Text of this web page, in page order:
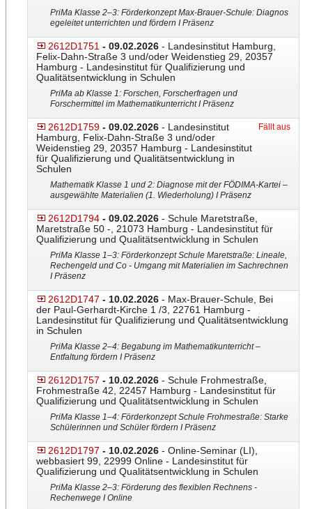
PriMa Klasse 2–3: Förderkonzept Max-Brauer-Schule: Diagnos
egeleitet unterrichten und fördern I Präsenz
2612D1751 - 09.02.2026 - Landesinstitut Hamburg,
Felix-Dahn-Straße 3 und/oder Weidenstieg 29, 20357
Hamburg - Landesinstitut für Qualifizierung und
Qualitätsentwicklung in Schulen
PriMa ab Klasse 1: Forschen, Forscherfragen und
Forschermittel im Mathematikunterricht I Präsenz
2612D1759 - 09.02.2026 - Landesinstitut
Hamburg, Felix-Dahn-Straße 3 und/oder
Weidenstieg 29, 20357 Hamburg - Landesinstitut
für Qualifizierung und Qualitätsentwicklung in
Schulen
Fällt aus
Mathematik Klasse 1 und 2: Diagnose mit der FÖDIMA-Kartei –
ausgewählte Materialien (1. Wiederholung) I Präsenz
2612D1794 - 09.02.2026 - Schule Maretstraße,
Maretstraße 50 -, 21073 Hamburg - Landesinstitut für
Qualifizierung und Qualitätsentwicklung in Schulen
PriMa Klasse 1–3: Förderkonzept Schule Maretstraße: Lineale,
Rechengeld und Co - Umgang mit Materialien im Sachrechnen
I Präsenz
2612D1747 - 10.02.2026 - Max-Brauer-Schule, Bei
der Paul-Gerhardt-Kirche 1 /3, 22761 Hamburg -
Landesinstitut für Qualifizierung und Qualitätsentwicklung
in Schulen
PriMa Klasse 2–4: Begabung im Mathematikunterricht –
Entfaltung fördern I Präsenz
2612D1757 - 10.02.2026 - Schule Frohmestraße,
Frohmestraße 42, 22457 Hamburg - Landesinstitut für
Qualifizierung und Qualitätsentwicklung in Schulen
PriMa Klasse 1–4: Förderkonzept Schule Frohmestraße: Starke
Schülerinnen und Schüler fördern I Präsenz
2612D1797 - 10.02.2026 - Online-Seminar (LI),
webbasiert 99, 22999 Online - Landesinstitut für
Qualifizierung und Qualitätsentwicklung in Schulen
PriMa Klasse 2–3: Förderung des flexiblen Rechnens -
Rechenwege I Online